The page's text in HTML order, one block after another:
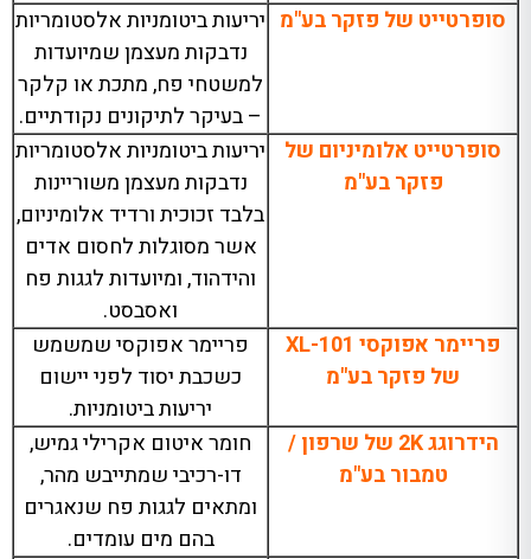
סופרטייט של פזקר בע"מ יריעות ביטומניות אלסטומריות
נדבקות מעצמן שמיועדות
למשטחי פח, מתכת או קלקר
– בעיקר לתיקונים נקודתיים.
סופרטייט אלומיניום של
פזקר בע"מ
יריעות ביטומניות אלסטומריות
נדבקות מעצמן משוריינות
בלבד זכוכית ורדיד אלומיניום,
אשר מסוגלות לחסום אדים
והידהוד, ומיועדות לגגות פח
ואסבסט.
פריימר אפוקסי XL-101
של פזקר בע"מ
פריימר אפוקסי שמשמש
כשכבת יסוד לפני יישום
יריעות ביטומניות.
הידרוגג 2K של שרפון /
טמבור בע"מ
חומר איטום אקרילי גמיש,
דו-רכיבי שמתייבש מהר,
ומתאים לגגות פח שנאגרים
בהם מים עומדים.